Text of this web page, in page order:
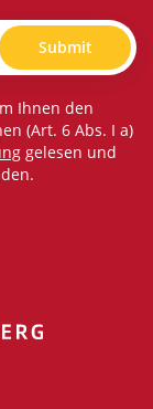
Submit
Ihnen den
(Art. 6 Abs. I a)
gelesen und